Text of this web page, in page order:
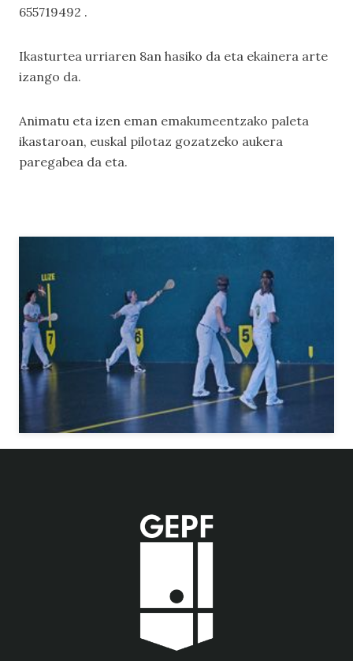
655719492 .
Ikasturtea urriaren 8an hasiko da eta ekainera arte
izango da.
Animatu eta izen eman emakumeentzako paleta
ikastaroan, euskal pilotaz gozatzeko aukera
paregabea da eta.